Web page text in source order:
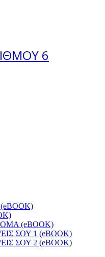
6
(eBOOK)
ΣΟΥ 1 (eBOOK)
ΣΟΥ 2 (eBOOK)